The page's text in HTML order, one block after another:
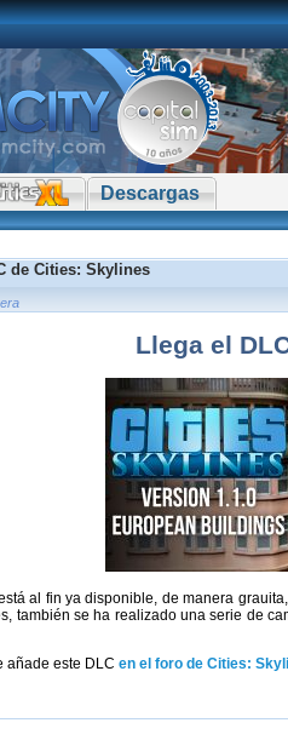
Descargas
de Cities: Skylines
Llega el
al fin ya disponible, de manera
también se ha realizado una serie de
añade este DLCen el foro de Cities: